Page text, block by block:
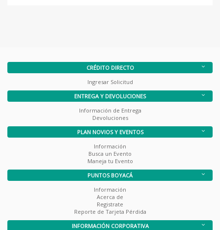
CRÉDITO DIRECTO
Ingresar Solicitud
ENTREGA Y DEVOLUCIONES
Información de Entrega
Devoluciones
PLAN NOVIOS Y EVENTOS
Información
Busca un Evento
Maneja tu Evento
PUNTOS BOYACÁ
Información
Acerca de
Registrate
Reporte de Tarjeta Pérdida
INFORMACIÓN CORPORATIVA